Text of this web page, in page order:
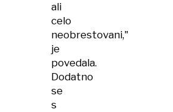
ali
celo
neobrestovani,"
je
povedala.
Dodatno
se
s